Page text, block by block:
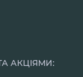
АКЦІЯМИ: